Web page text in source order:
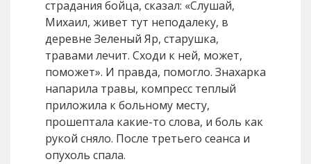
страдания бойца, сказал: «Слушай,
Михаил, живет тут неподалеку, в
деревне Зеленый Яр, старушка,
травами лечит. Сходи к ней, может,
поможет». И правда, помогло. Знахарка
напарила травы, компресс теплый
приложила к больному месту,
прошептала какие-то слова, и боль как
рукой сняло. После третьего сеанса и
опухоль спала.